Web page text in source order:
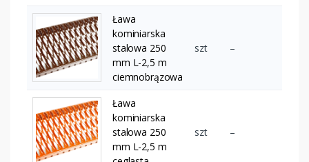
Ława
kominiarska
stalowa 250
mm L-2,5 m
ciemnobrązowa
szt –
Ława
kominiarska
stalowa 250
mm L-2,5 m
szt –